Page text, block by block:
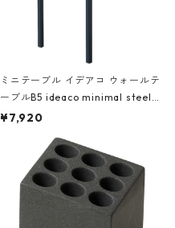
ミニテーブル イデアコ ウォールテ
ーブルB5 ideaco minimal steel f
urniture WALL Table B5 ネイビー
¥7,920